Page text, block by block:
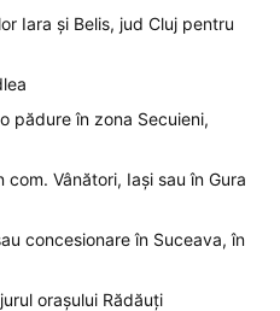
Iara și Belis, jud Cluj pentru
pădure în zona Secuieni,
Vânători, Iași sau în Gura
concesionare în Suceava, în
orașului Rădăuți